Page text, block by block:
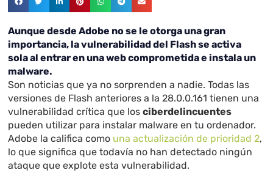
Aunque desde Adobe no se le otorga una gran
importancia, la vulnerabilidad del Flash se activa
sola al entrar en una web comprometida e instala un
malware.
Son noticias que ya no sorprenden a nadie. Todas las
versiones de Flash anteriores a la 28.0.0.161 tienen una
vulnerabilidad crítica que losciberdelincuentes
pueden utilizar para instalar malware en tu ordenador.
Adobe la califica como una actualización de prioridad 2,
lo que significa que todavía no han detectado ningún
ataque que explote esta vulnerabilidad.